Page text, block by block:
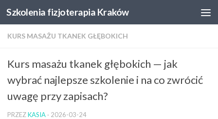
Skip to content
Szkolenia fizjoterapia Kraków
KURS MASAŻU TKANEK GŁĘBOKICH
Kurs masażu tkanek głębokich — jak
wybrać najlepsze szkolenie i na co zwrócić
uwagę przy zapisach?
PRZEZKASIA · 2026-03-24